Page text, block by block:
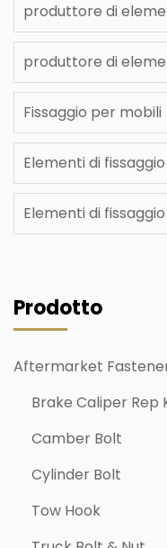
produttore di
produttore di
Fissaggio per mobili
Elementi di
Elementi di
Prodotto
Aftermarket
Brake Caliper Rep
Camber Bolt
Cylinder Bolt
Tow Hook